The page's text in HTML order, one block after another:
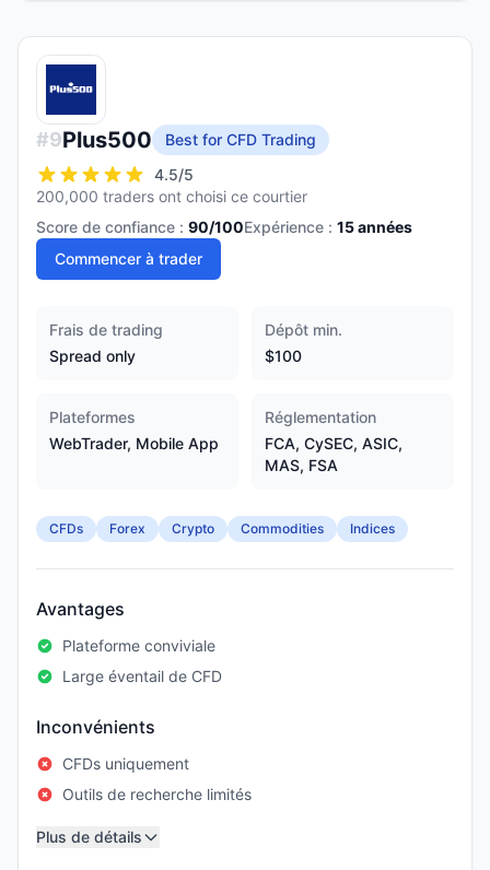
#9Plus500
Best for CFD Trading
4.5/5
200,000 traders ont choisi ce courtier
Score de confiance : 90/100Expérience : 15années
Commencer à trader
Frais de trading
Spread only
Dépôt min.
$100
Plateformes
WebTrader, Mobile App
Réglementation
FCA, CySEC, ASIC,
MAS, FSA
CFDs Forex Crypto Commodities Indices
Avantages
Plateforme conviviale
Large éventail de CFD
Inconvénients
CFDs uniquement
Outils de recherche limités
Plus de détails